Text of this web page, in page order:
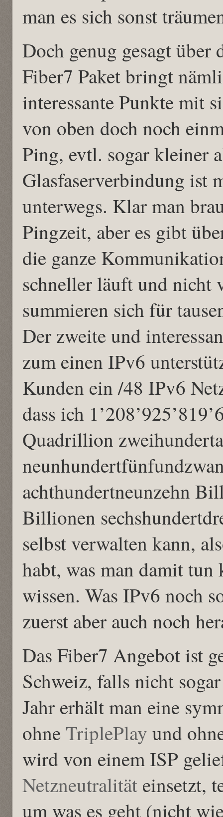
man es sich sonst
Doch genug gesagt
Fiber7 Paket bringt
interessante Punkte mit
von oben doch noch
Ping, evtl. sogar kleiner
Glasfaserverbindung ist
unterwegs. Klar man
Pingzeit, aber es gibt
die ganze
schneller läuft und nicht
summieren sich für
Der zweite und
zum einen IPv6
Kunden ein /48 IPv6
dass ich
Quadrillion
achthundertneunzehn
Billionen
selbst verwalten kann,
habt, was man damit tun
wissen. Was IPv6 noch
zuerst aber auch noch
Das Fiber7 Angebot ist
Schweiz, falls nicht
Jahr erhält man eine
ohneTriplePlay und
wird von einem ISP
Netzneutralität einsetzt,
um was es geht (nicht